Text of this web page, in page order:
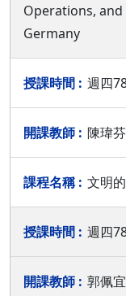
Operations, and
Germany
週四
陳瑋芬
文明
週四
郭佩宜